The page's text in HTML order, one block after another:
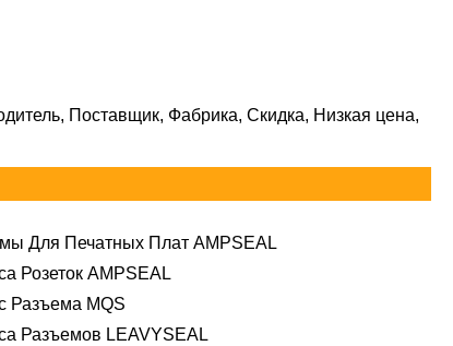
Поставщик, Фабрика, Скидка, Низкая цена,
Для Печатных Плат AMPSEAL
Розеток AMPSEAL
Разъема MQS
Разъемов LEAVYSEAL